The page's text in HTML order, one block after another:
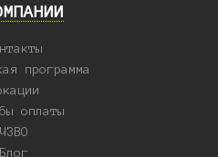
программа
оплаты
ЧЗВО
Блог